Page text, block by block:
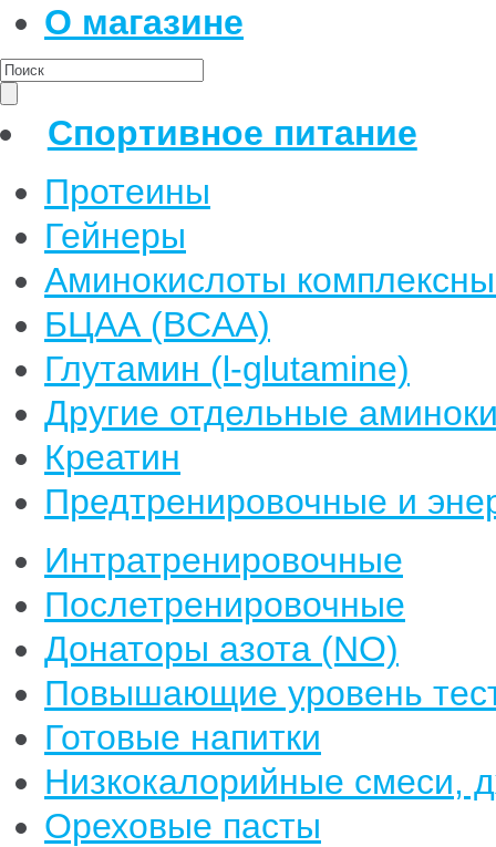
О магазине
Спортивное питание
Протеины
Гейнеры
Аминокислоты
БЦАА (BCAA)
Глутамин (l-glutamine)
Другие отдельные
Креатин
Предтренировочные и
Интратренировочные
Послетренировочные
Донаторы азота (NO)
Повышающие уровень
Готовые напитки
Низкокалорийные смеси,
Ореховые пасты